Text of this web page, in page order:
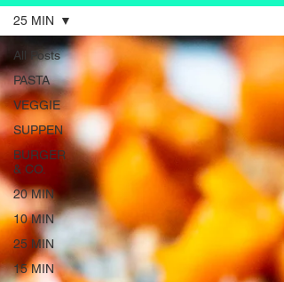
All Posts
PASTA
VEGGIE
SUPPEN
BURGER
& CO.
20 MIN
10 MIN
25 MIN
15 MIN
25 MIN